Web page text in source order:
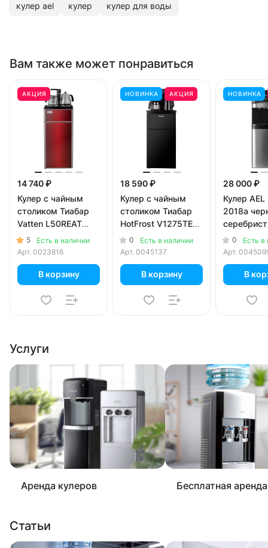
кулер ael кулер кулер для воды
Вам также может понравиться
АКЦИЯ
14 740 ₽
Кулер с чайным
столиком Тиабар
Vatten L50REAT
красный (шкафчик
5 литров)
5
Есть в наличии
Арт. 0023816
В корзину
НОВИНКА АКЦИЯ
18 590 ₽
Кулер с чайным
столиком Тиабар
HotFrost V1275TEA
черный (шкафчик 3
литра)
0
Есть в наличии
Арт. 0045137
В корзину
НОВИНКА
28 000 ₽
Кулер AEL
2018a
0
Есть в
Арт.
В
Услуги
Аренда кулеров Бесплатная
Статьи